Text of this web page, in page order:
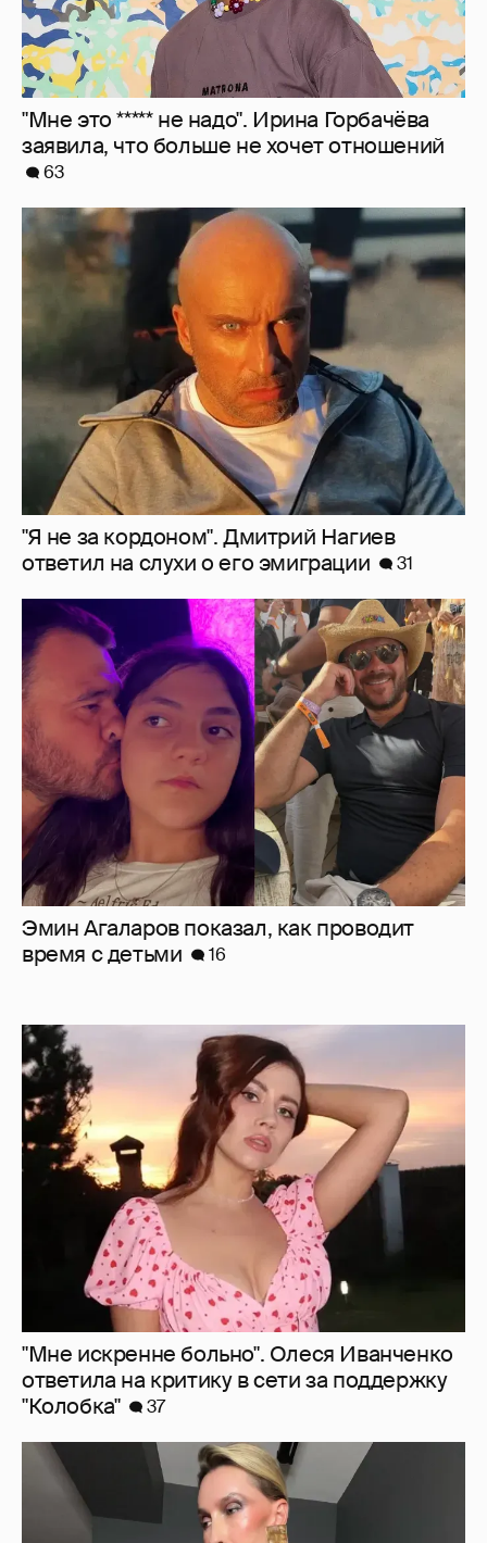
"Мне это ***** не надо". Ирина Горбачёва
заявила, что больше не хочет отношений
63
"Я не за кордоном". Дмитрий Нагиев
ответил на слухи о его эмиграции
31
Эмин Агаларов показал, как проводит
время с детьми
16
"Мне искренне больно". Олеся Иванченко
ответила на критику в сети за поддержку
"Колобка"
37